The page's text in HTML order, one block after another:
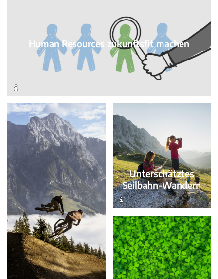
Human Resources zukunftsfit machen
Unterschätztes
Seilbahn-Wandern